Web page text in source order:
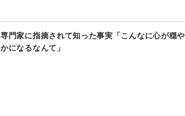
専門家に指摘されて知った事実「こんなに心が穏や
かになるなんて」